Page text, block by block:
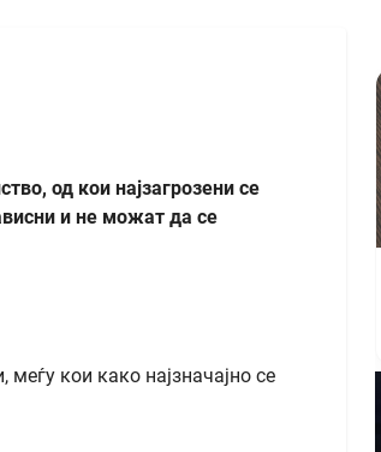
од кои најзагрозени се
и не можат да се
кои како најзначајно се